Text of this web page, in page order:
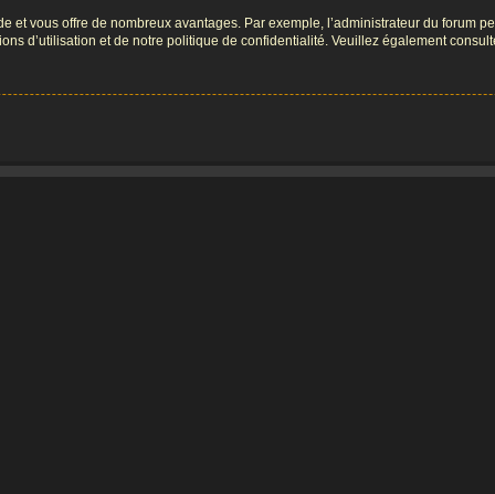
et vous offre de nombreux avantages. Par exemple, l’administrateur du forum
d’utilisation et de notre politique de confidentialité. Veuillez également